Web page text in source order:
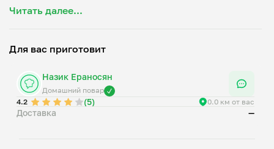
Читать далее...
Для вас приготовит
Назик Ераносян
Домашний повар
4.2
(5) 0.0 км от вас
Доставка —